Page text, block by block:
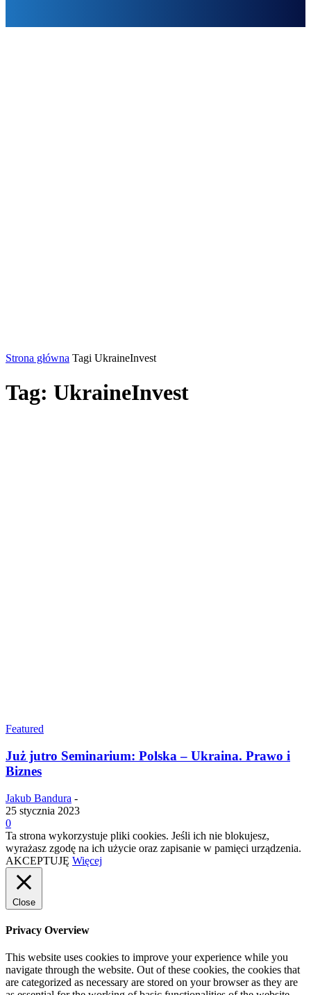
Strona główna Tagi UkraineInvest
Tag: UkraineInvest
Featured
Już jutro Seminarium: Polska – Ukraina. Prawo i
Biznes
Jakub Bandura -
25 stycznia 2023
0
Ta strona wykorzystuje pliki cookies. Jeśli ich nie blokujesz,
wyrażasz zgodę na ich użycie oraz zapisanie w pamięci urządzenia.
AKCEPTUJĘ Więcej
Close
Privacy Overview
This website uses cookies to improve your experience while you
navigate through the website. Out of these cookies, the cookies that
are categorized as necessary are stored on your browser as they are